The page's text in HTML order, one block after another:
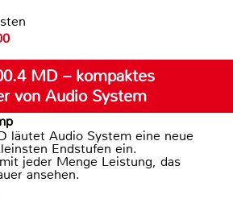
MD – kompaktes
von Audio System
läutet Audio System eine neue
Endstufen ein.
jeder Menge Leistung, das
ansehen.